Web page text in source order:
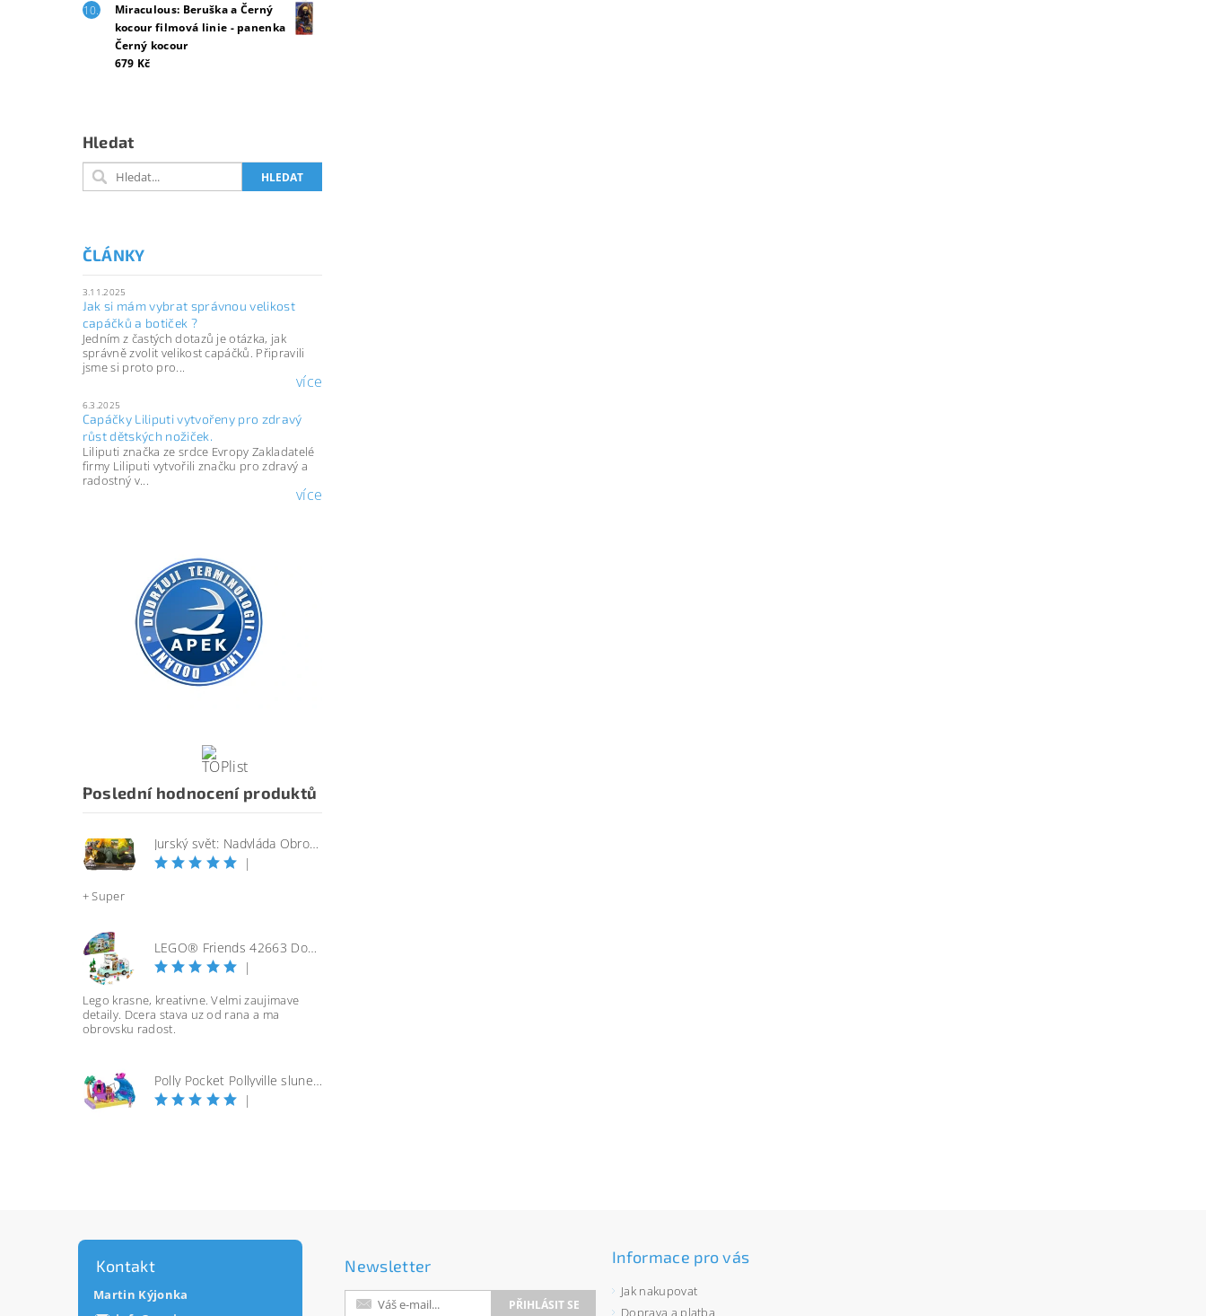
Miraculous: Beruška a Černý
kocour filmová linie - panenka
Černý kocour
679 Kč
Hledat
ČLÁNKY
3.11.2025
Jak si mám vybrat správnou velikost
capáčků a botiček ?
Jedním z častých dotazů je otázka, jak
správně zvolit velikost capáčků. Připravili
jsme si proto pro...
více
6.3.2025
Capáčky Liliputi vytvořeny pro zdravý
růst dětských nožiček.
Liliputi značka ze srdce Evropy Zakladatelé
firmy Liliputi vytvořili značku pro zdravý a
radostný v...
více
Poslední hodnocení produktů
Jurský svět: Nadvláda Obrovský útočící SINOTYRANNUS
|
+ Super
LEGO® Friends 42663 Dobrodružství s karavanem přátelství
|
Lego krasne, kreativne. Velmi zaujimave
detaily. Dcera stava uz od rana a ma
obrovsku radost.
Polly Pocket Pollyville slunečná pláž
|
Kontakt
Martin Kýjonka
Newsletter Informace pro vás
Jak nakupovat
Doprava a platba